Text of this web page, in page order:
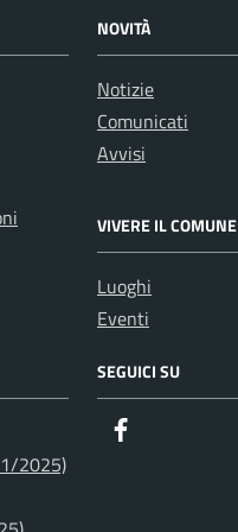
NOVITÀ
Notizie
Comunicati
Avvisi
VIVERE IL COMUNE
Luoghi
Eventi
2025)
SEGUICI SU